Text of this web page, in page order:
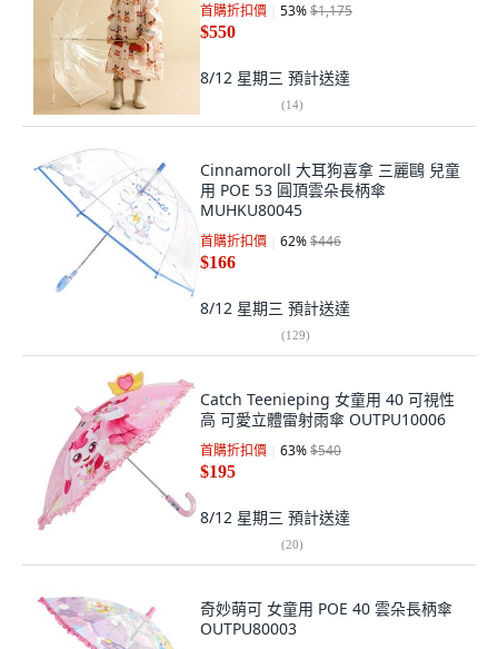
首購折扣價 53%$1,175
$550
8/12 星期三 預計送達
(14)
Cinnamoroll 大耳狗喜拿 三麗鷗 兒童
用 POE 53 圓頂雲朵長柄傘
MUHKU80045
首購折扣價 62%$446
$166
8/12 星期三 預計送達
(129)
Catch Teenieping 女童用 40 可視性
高 可愛立體雷射雨傘 OUTPU10006
首購折扣價 63%$540
$195
8/12 星期三 預計送達
(20)
奇妙萌可 女童用 POE 40 雲朵長柄傘
OUTPU80003